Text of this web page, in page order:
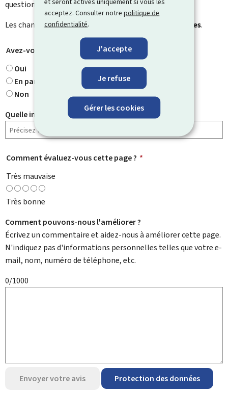
acceptez. Consulter notrepolitique de
confidentialité.
J'accepte
Je refuse
Gérer les cookies
question particulière.
Les champs marqués d’une étoile (
obligatoires.
Avez-vous trouvé ce que vous cherchiez ?
Oui
En partie
Non
Quelle information cherchiez-vous ?
Comment évaluez-vous cette page ? *
Très mauvaise
Très bonne
Comment pouvons-nous l'améliorer ?
Écrivez un commentaire et aidez-nous à améliorer cette page.
N'indiquez pas d'informations personnelles telles que votre e-
mail, nom, numéro de téléphone, etc.
0/1000
Envoyer votre avis Protection des données